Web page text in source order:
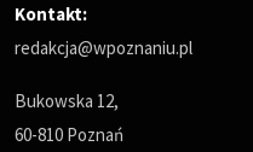
Kontakt:
redakcja@wpoznaniu.pl
Bukowska 12,
60-810 Poznań